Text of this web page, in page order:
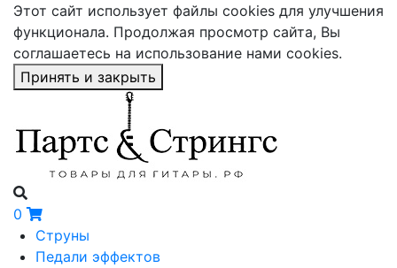
Этот сайт использует файлы cookies для улучшения
функционала. Продолжая просмотр сайта, Вы
соглашаетесь на использование нами cookies.
Принять и закрыть
0
Струны
Педали эффектов